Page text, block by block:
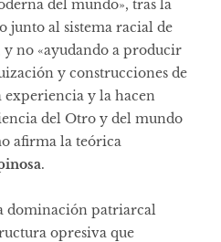
del mundo», tras la
al sistema racial de
no «ayudando a producir
y construcciones de
experiencia y la hacen
del Otro y del mundo
afirma la teórica
.
dominación patriarcal
opresiva que